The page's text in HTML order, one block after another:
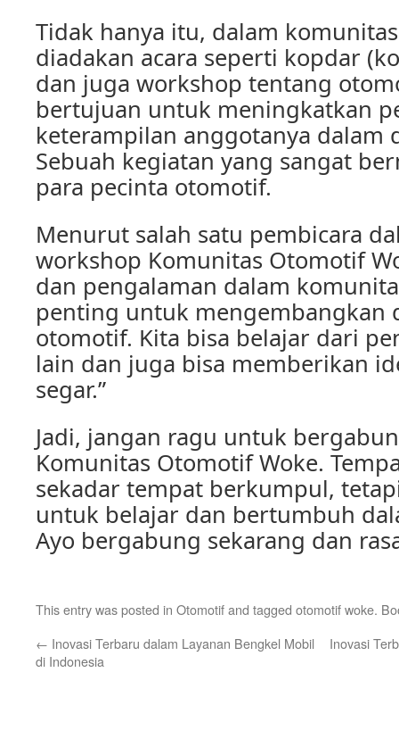
Tidak hanya itu, dalam
diadakan acara seperti kopdar
dan juga workshop tentang
bertujuan untuk meningkatkan
keterampilan anggotanya dalam
Sebuah kegiatan yang sangat
para pecinta otomotif.
Menurut salah satu pembicara
workshop Komunitas Otomotif
dan pengalaman dalam
penting untuk mengembangkan
otomotif. Kita bisa belajar dari
lain dan juga bisa memberikan
segar.”
Jadi, jangan ragu untuk
Komunitas Otomotif Woke.
sekadar tempat berkumpul,
untuk belajar dan bertumbuh
Ayo bergabung sekarang dan
This entry was posted in Otomotifand tagged otomotif woke.
← Inovasi Terbaru dalam Layanan Bengkel Mobil
di Indonesia
Inovasi